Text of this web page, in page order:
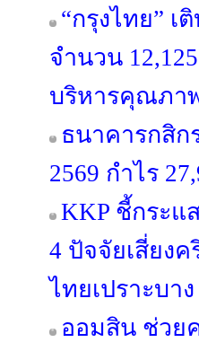
“กรุงไทย” เ
จำนวน
บริหารคุณภา
ธนาคารกสิก
2569 กำไร
KKP ชี้กระแ
4 ปัจจัยเสี่ยง
ไทยเปราะบาง
ออมสิน ช่วย